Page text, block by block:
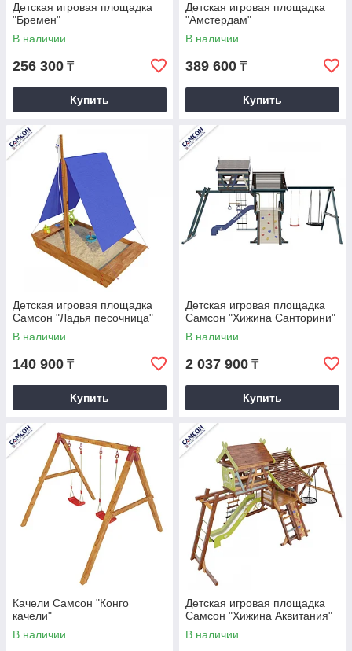
Детская игровая площадка
"Бремен"
В наличии
256 300 ₸
Купить
Детская игровая площадка
"Амстердам"
В наличии
389 600 ₸
Купить
Детская игровая площадка
Самсон "Ладья песочница"
В наличии
140 900 ₸
Купить
Детская игровая площадка
Самсон "Хижина Санторини"
В наличии
2 037 900 ₸
Купить
Качели Самсон "Конго
качели"
В наличии
Детская игровая площадка
Самсон "Хижина Аквитания"
В наличии